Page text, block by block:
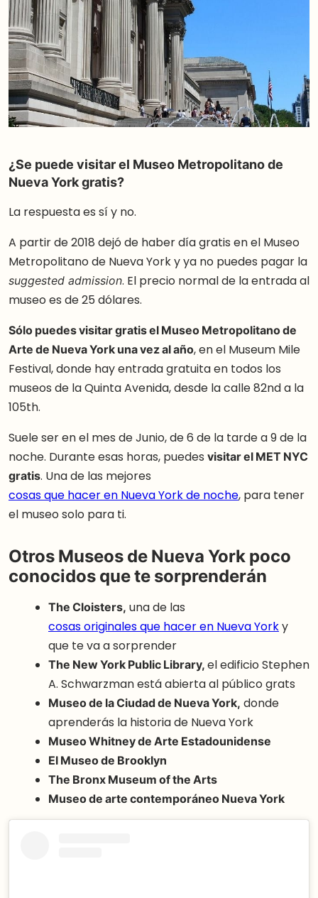
¿Se puede visitar el Museo Metropolitano de
Nueva York gratis?
La respuesta es sí y no.
A partir de 2018 dejó de haber día gratis en el Museo
Metropolitano de Nueva York y ya no puedes pagar la
suggested admission. El precio normal de la entrada al
museo es de 25 dólares.
Sólo puedes visitar gratis el Museo Metropolitano de
Arte de Nueva York una vez al año, en el Museum Mile
Festival, donde hay entrada gratuita en todos los
museos de la Quinta Avenida, desde la calle 82nd a la
105th.
Suele ser en el mes de Junio, de 6 de la tarde a 9 de la
noche. Durante esas horas, puedes visitar el MET NYC
gratis. Una de las mejores
cosas que hacer en Nueva York de noche, para tener
el museo solo para ti.
Otros Museos de Nueva York poco
conocidos que te sorprenderán
The Cloisters, una de las
cosas originales que hacer en Nueva Yorky
que te va a sorprender
The New York Public Library,el edificio Stephen
A. Schwarzman está abierta al público grats
Museo de la Ciudad de Nueva York, donde
aprenderás la historia de Nueva York
Museo Whitney de Arte Estadounidense
El Museo de Brooklyn
The Bronx Museum of the Arts
Museo de arte contemporáneo Nueva York